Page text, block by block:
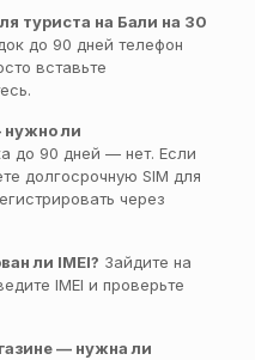
туриста на Бали на 30
до 90 дней телефон
вставьте
нужно ли
до 90 дней — нет. Если
долгосрочную SIM для
через
ли IMEI? Зайдите на
IMEI и проверьте
— нужна ли